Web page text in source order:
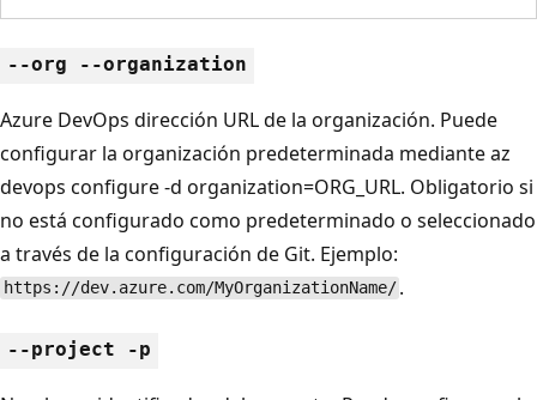
--org --organization
Azure DevOps dirección URL de la organización. Puede
configurar la organización predeterminada mediante az
devops configure -d organization=ORG_URL. Obligatorio si
no está configurado como predeterminado o seleccionado
a través de la configuración de Git. Ejemplo:
https://dev.azure.com/MyOrganizationName/ .
--project -p